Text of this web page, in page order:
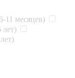
11 месяцев)
лет)